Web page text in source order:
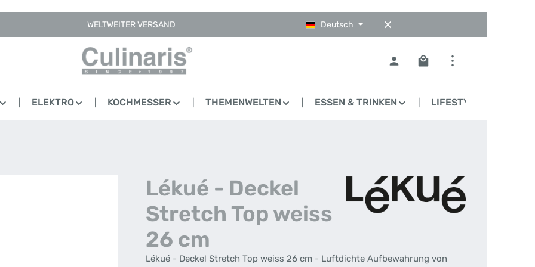
WELTWEITER VERSAND Deutsch
Warenkorb enthält 0
ELEKTRO KOCHMESSER THEMENWELTEN ESSEN & TRINKEN LIFESTYLE
Lékué - Deckel
Stretch Top weiss
26 cm
Lékué - Deckel Stretch Top weiss 26 cm - Luftdichte Aufbewahrung von